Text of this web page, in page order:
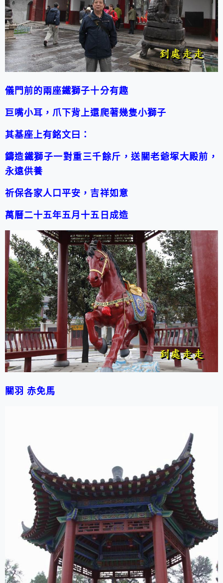
儀門前的兩座鐵獅子十分有趣
巨嘴小耳，爪下背上還爬著幾隻小獅子
其基座上有銘文曰：
鑄造鐵獅子一對重三千餘斤，送關老爺塚大殿前，
永遠供養
祈保各家人口平安，吉祥如意
萬曆二十五年五月十五日成造
關羽 赤免馬